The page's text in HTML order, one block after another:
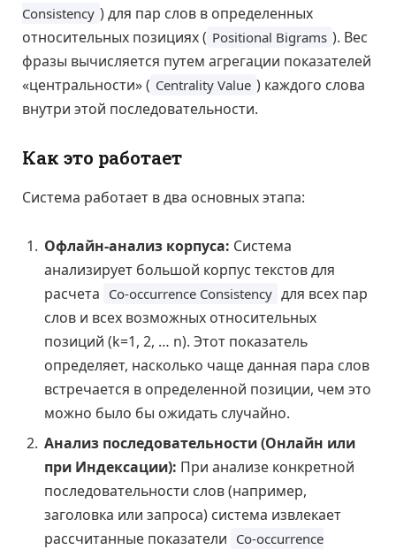
Consistency ) для пар слов в определенных
относительных позициях ( Positional Bigrams ). Вес
фразы вычисляется путем агрегации показателей
«центральности» ( Centrality Value ) каждого слова
внутри этой последовательности.
Как это работает
Система работает в два основных этапа:
Офлайн-анализ корпуса: Система
анализирует большой корпус текстов для
расчета Co-occurrence Consistency для всех пар
слов и всех возможных относительных
позиций (k=1, 2, … n). Этот показатель
определяет, насколько чаще данная пара слов
встречается в определенной позиции, чем это
можно было бы ожидать случайно.
Анализ последовательности (Онлайн или
при Индексации): При анализе конкретной
последовательности слов (например,
заголовка или запроса) система извлекает
рассчитанные показатели Co-occurrence